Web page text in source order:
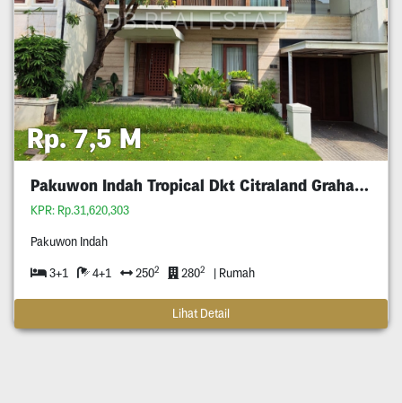
Rp. 7,5 M
Pakuwon Indah Tropical Dkt Citraland Graha Wiyung
KPR: Rp.31,620,303
Pakuwon Indah
3+1 4+1 2502 2802 | Rumah
Lihat Detail